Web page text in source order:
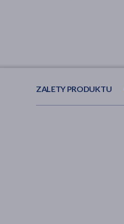
ZALETY PRODUKTU